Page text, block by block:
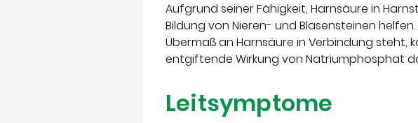
Aufgrund seiner Fähigkeit, Harnsäure in
Bildung von Nieren- und Blasensteinen
Übermaß an Harnsäure in Verbindung steht,
entgiftende Wirkung von Natriumphosphat
Leitsymptome